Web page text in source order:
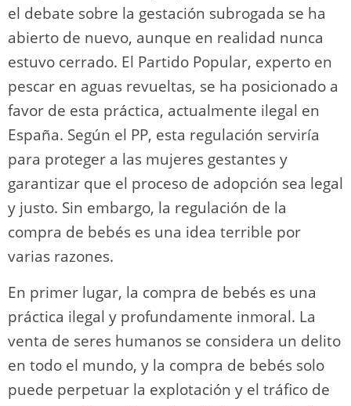
el debate sobre la gestación subrogada se ha
abierto de nuevo, aunque en realidad nunca
estuvo cerrado. El Partido Popular, experto en
pescar en aguas revueltas, se ha posicionado a
favor de esta práctica, actualmente ilegal en
España. Según el PP, esta regulación serviría
para proteger a las mujeres gestantes y
garantizar que el proceso de adopción sea legal
y justo. Sin embargo, la regulación de la
compra de bebés es una idea terrible por
varias razones.
En primer lugar, la compra de bebés es una
práctica ilegal y profundamente inmoral. La
venta de seres humanos se considera un delito
en todo el mundo, y la compra de bebés solo
puede perpetuar la explotación y el tráfico de